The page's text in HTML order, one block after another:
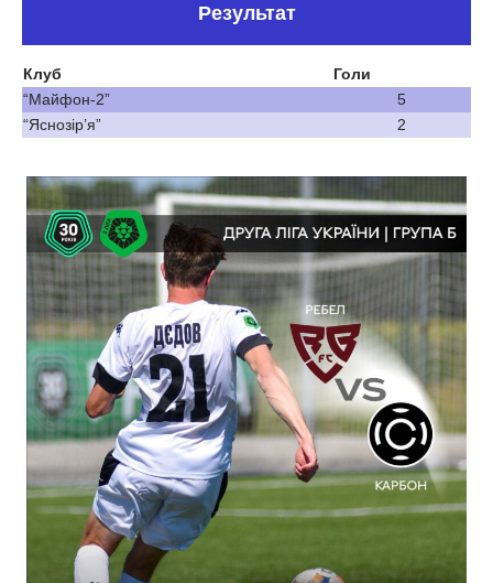
Результат
Клуб
Голи
“Майфон-2”
5
“Яснозір’я”
2